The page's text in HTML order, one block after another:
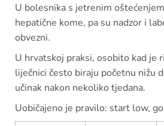
U bolesnika s jetrenim
hepatične kome, pa su nadzor i
obvezni.
U hrvatskoj praksi, osobito kad je
liječnici često biraju početnu nižu
učinak nakon nekoliko tjedana.
Uobičajeno je pravilo: start low,